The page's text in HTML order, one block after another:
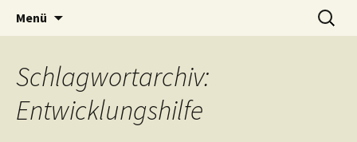
AFRICA live
Seit 1998: Aktuelles aus und mit Bezug zu
Afrika
Menü
Suchen
nach:
Schlagwortarchiv:
Entwicklungshilfe